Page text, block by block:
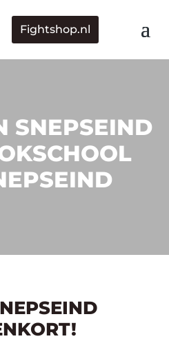
Fightshop.nl
SNEPSEIND